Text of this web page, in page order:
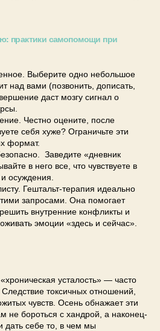
практики самопомощи при
Выберите одно небольшое
над вами (позвонить, дописать,
даст мозгу сигнал о
Честно оцените, после
себя хуже? Ограничьте эти
формат.
Заведите «дневник
в него все, что чувствуете в
осуждения.
Гештальт-терапия идеально
запросами. Она помогает
внутренние конфликты и
эмоции «здесь и сейчас».
усталость» — часто
токсичных отношений,
чувств. Осень обнажает эти
не бороться с хандрой, а наконец-
дать себе то, в чем мы